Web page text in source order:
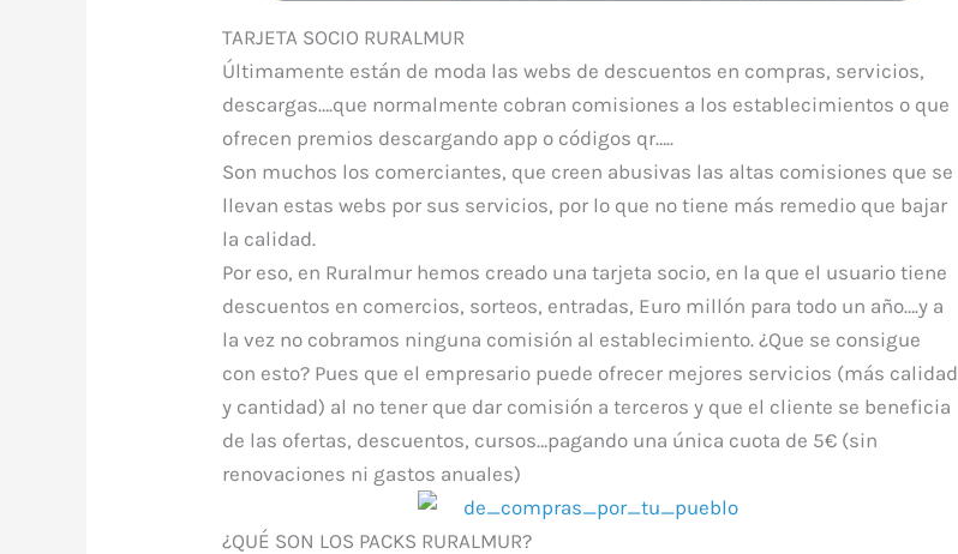
TARJETA SOCIO RURALMUR
Últimamente están de moda las webs de descuentos en compras, servicios,
descargas….que normalmente cobran comisiones a los establecimientos o que
ofrecen premios descargando app o códigos qr…..
Son muchos los comerciantes, que creen abusivas las altas comisiones que se
llevan estas webs por sus servicios, por lo que no tiene más remedio que bajar
la calidad.
Por eso, en Ruralmur hemos creado una tarjeta socio, en la que el usuario tiene
descuentos en comercios, sorteos, entradas, Euro millón para todo un año….y a
la vez no cobramos ninguna comisión al establecimiento. ¿Que se consigue
con esto? Pues que el empresario puede ofrecer mejores servicios (más calidad
y cantidad) al no tener que dar comisión a terceros y que el cliente se beneficia
de las ofertas, descuentos, cursos…pagando una única cuota de 5€ (sin
renovaciones ni gastos anuales)
¿QUÉ SON LOS PACKS RURALMUR?